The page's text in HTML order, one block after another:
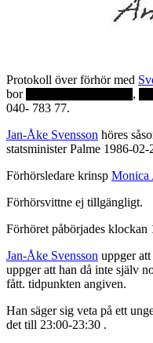
Protokoll över förhör med
bor
,
040- 783 77.
Jan-Åke Svensson höres
statsminister Palme 1986-
Förhörsledare krinsp Monica
Förhörsvittne ej tillgängligt.
Förhöret påbörjades klockan
Jan-Åke Svensson uppger
uppger att han då inte själv
fått. tidpunkten angiven.
Han säger sig veta på ett
det till 23:00-23:30 .